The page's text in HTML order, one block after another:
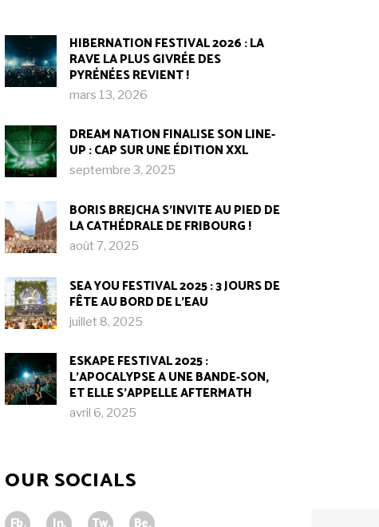
HIBERNATION FESTIVAL 2026 : LA
RAVE LA PLUS GIVRÉE DES
PYRÉNÉES REVIENT !
mars 13, 2026
DREAM NATION FINALISE SON LINE-
UP : CAP SUR UNE ÉDITION XXL
septembre 3, 2025
BORIS BREJCHA S’INVITE AU PIED DE
LA CATHÉDRALE DE FRIBOURG !​
août 7, 2025
SEA YOU FESTIVAL 2025 : 3 JOURS DE
FÊTE AU BORD DE L’EAU
juillet 8, 2025
ESKAPE FESTIVAL 2025 :
L’APOCALYPSE A UNE BANDE-SON,
ET ELLE S’APPELLE AFTERMATH
avril 6, 2025
OUR SOCIALS